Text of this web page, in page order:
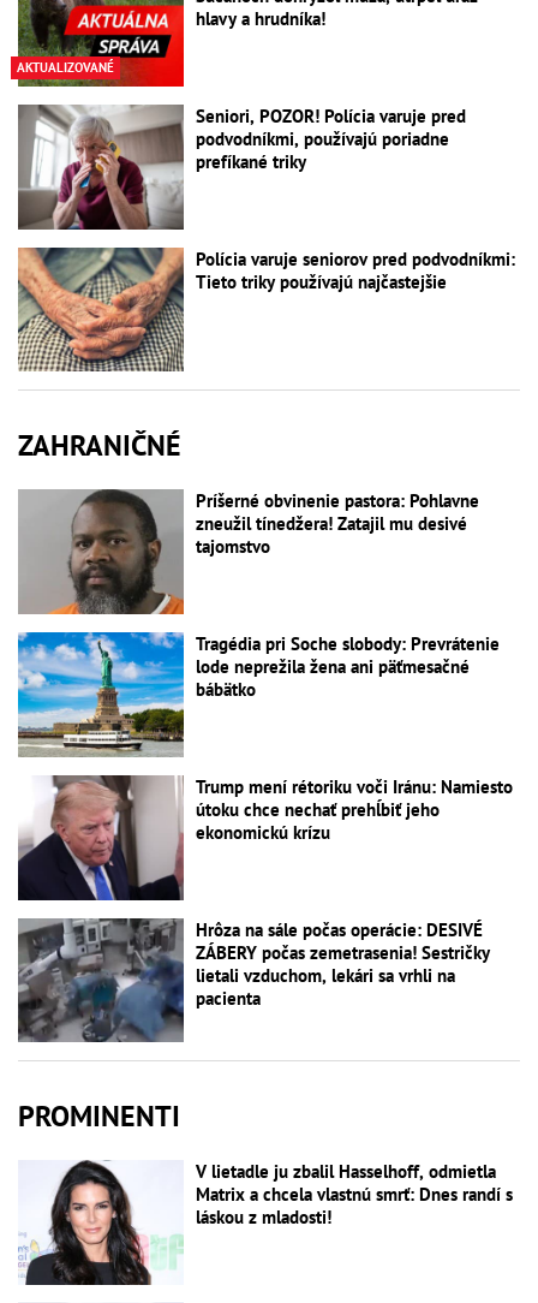
AKTUALIZOVANÉ
hlavy a hrudníka!
Seniori, POZOR! Polícia varuje pred
podvodníkmi, používajú poriadne
prefíkané triky
Polícia varuje seniorov pred podvodníkmi:
Tieto triky používajú najčastejšie
ZAHRANIČNÉ
Príšerné obvinenie pastora: Pohlavne
zneužil tínedžera! Zatajil mu desivé
tajomstvo
Tragédia pri Soche slobody: Prevrátenie
lode neprežila žena ani päťmesačné
bábätko
Trump mení rétoriku voči Iránu: Namiesto
útoku chce nechať prehĺbiť jeho
ekonomickú krízu
Hrôza na sále počas operácie: DESIVÉ
ZÁBERY počas zemetrasenia! Sestričky
lietali vzduchom, lekári sa vrhli na
pacienta
PROMINENTI
V lietadle ju zbalil Hasselhoff, odmietla
Matrix a chcela vlastnú smrť: Dnes randí s
láskou z mladosti!